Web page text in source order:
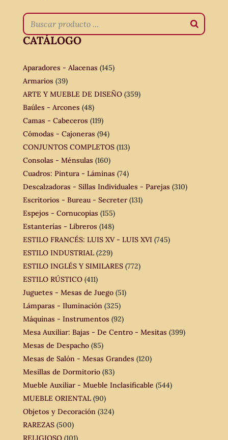
CATÁLOGO
Aparadores - Alacenas (145)
Armarios (39)
ARTE Y MUEBLE DE DISEÑO (359)
Baúles - Arcones (48)
Camas - Cabeceros (119)
Cómodas - Cajoneras (94)
CONJUNTOS COMPLETOS (113)
Consolas - Ménsulas (160)
Cuadros: Pintura - Láminas (74)
Descalzadoras - Sillas Individuales - Parejas (310)
Escritorios - Bureau - Secreter (131)
Espejos - Cornucopias (155)
Estanterías - Libreros (148)
ESTILO FRANCÉS: LUIS XV - LUIS XVI (745)
ESTILO INDUSTRIAL (229)
ESTILO INGLÉS Y SIMILARES (772)
ESTILO RÚSTICO (411)
Juguetes - Mesas de Juego (51)
Lámparas - Iluminación (325)
Máquinas - Instrumentos (92)
Mesa Auxiliar: Bajas - De Centro - Mesitas (399)
Mesas de Despacho (85)
Mesas de Salón - Mesas Grandes (120)
Mesillas de Dormitorio (83)
Mueble Auxiliar - Mueble Inclasificable (544)
MUEBLE ORIENTAL (90)
Objetos y Decoración (324)
RAREZAS (500)
RELIGIOSO (101)